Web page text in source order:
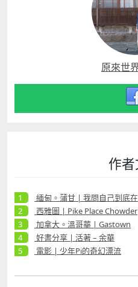
原來世
作
緬甸。蒲甘 | 我問自己到底
西雅圖 | Pike Place Chowder
加拿大。溫哥華 | Gastown
好書分享 | 活著 – 余華
電影 | 少年Pi的奇幻漂流